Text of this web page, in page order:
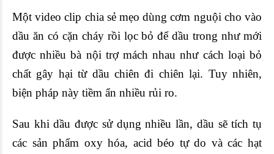
Một video clip chia sẻ mẹo dùng cơm nguội cho vào
dầu ăn có cặn cháy rồi lọc bỏ để dầu trong như mới
được nhiều bà nội trợ mách nhau như cách loại bỏ
chất gây hại từ dầu chiên đi chiên lại. Tuy nhiên,
biện pháp này tiềm ẩn nhiều rủi ro.
Sau khi dầu được sử dụng nhiều lần, dầu sẽ tích tụ
các sản phẩm oxy hóa, acid béo tự do và các hạt